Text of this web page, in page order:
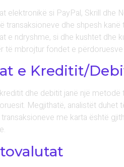
elektronikë si PayPal, Skrill dhe
transaksioneve dhe shpesh
e ndryshme, si dhe kushtet dhe
të mbrojtur fondet e përdoruesve
e Kreditit/
dhe debitit janë një
Megjithatë, analistët
transaksioneve me karta është